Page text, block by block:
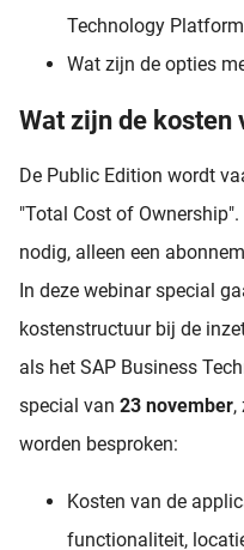
Technology
Wat zijn de opties
Wat zijn de kosten
De Public Edition wordt
"Total Cost of
nodig, alleen een
In deze webinar special
kostenstructuur bij de
als het SAP Business
special van 23 november,
worden besproken:
Kosten van de
functionaliteit,